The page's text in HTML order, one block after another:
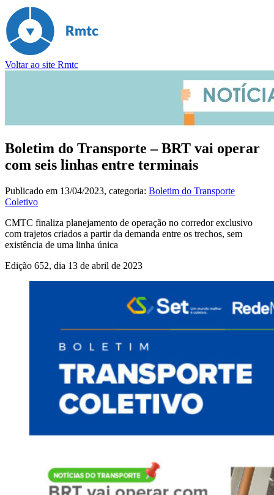
Voltar ao site Rmtc
Boletim do Transporte – BRT vai operar
com seis linhas entre terminais
Publicado em 13/04/2023, categoria: Boletim do Transporte
Coletivo
CMTC finaliza planejamento de operação no corredor exclusivo
com trajetos criados a partir da demanda entre os trechos, sem
existência de uma linha única
Edição 652, dia 13 de abril de 2023